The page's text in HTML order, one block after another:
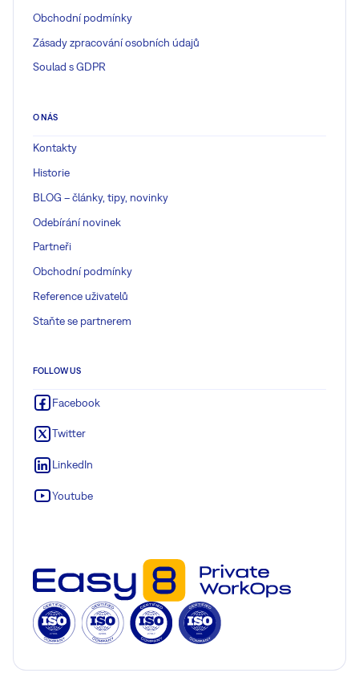
Obchodní podmínky
Zásady zpracování osobních údajů
Soulad s GDPR
O NÁS
Kontakty
Historie
BLOG – články, tipy, novinky
Odebírání novinek
Partneři
Obchodní podmínky
Reference uživatelů
Staňte se partnerem
FOLLOW US
Facebook
Twitter
LinkedIn
Youtube